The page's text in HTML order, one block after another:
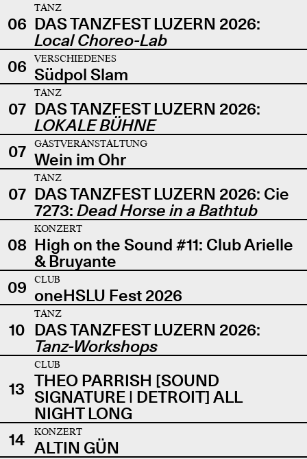
06
TANZ
DAS TANZFEST LUZERN 2026:
Local Choreo-Lab
06
VERSCHIEDENES
Südpol Slam
07
TANZ
DAS TANZFEST LUZERN 2026:
LOKALE BÜHNE
07
GASTVERANSTALTUNG
Wein im Ohr
07
TANZ
DAS TANZFEST LUZERN 2026: Cie
7273: Dead Horse in a Bathtub
08
KONZERT
High on the Sound #11: Club Arielle
& Bruyante
09
CLUB
oneHSLU Fest 2026
10
TANZ
DAS TANZFEST LUZERN 2026:
Tanz-Workshops
13
CLUB
THEO PARRISH [SOUND
SIGNATURE | DETROIT] ALL
NIGHT LONG
14
KONZERT
ALTIN GÜN